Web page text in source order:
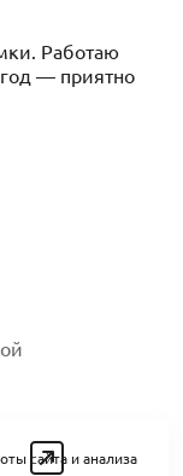
Работаю
— приятно
сайта и анализа